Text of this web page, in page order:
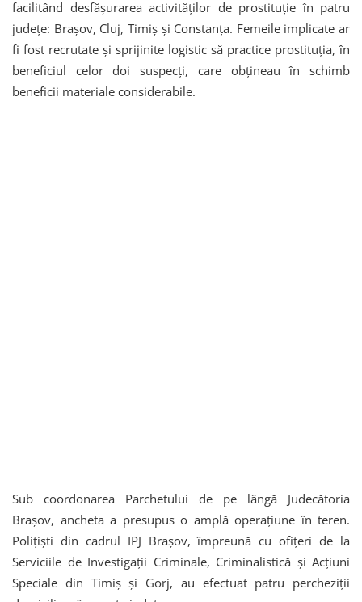
facilitând desfășurarea activităților de prostituție în patru
județe: Brașov, Cluj, Timiș și Constanța. Femeile implicate ar
fi fost recrutate și sprijinite logistic să practice prostituția, în
beneficiul celor doi suspecți, care obțineau în schimb
beneficii materiale considerabile.
Sub coordonarea Parchetului de pe lângă Judecătoria
Brașov, ancheta a presupus o amplă operațiune în teren.
Polițiști din cadrul IPJ Brașov, împreună cu ofițeri de la
Serviciile de Investigații Criminale, Criminalistică și Acțiuni
Speciale din Timiș și Gorj, au efectuat patru percheziții